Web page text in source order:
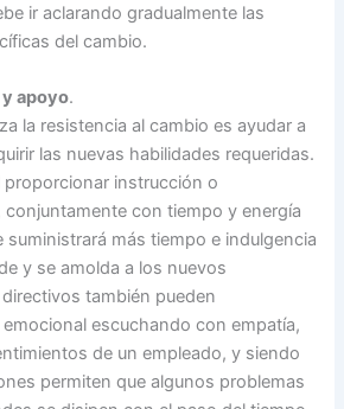
ir aclarando gradualmente las
del cambio.
apoyo.
la resistencia al cambio es ayudar a
las nuevas habilidades requeridas.
proporcionar instrucción o
con tiempo y energía
suministrará más tiempo e indulgencia
y se amolda a los nuevos
también pueden
escuchando con empatía,
de un empleado, y siendo
permiten que algunos problemas